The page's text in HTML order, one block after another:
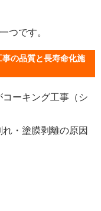
つです。
の品質と長寿命化施
ーキング工事（シ
・塗膜剥離の原因